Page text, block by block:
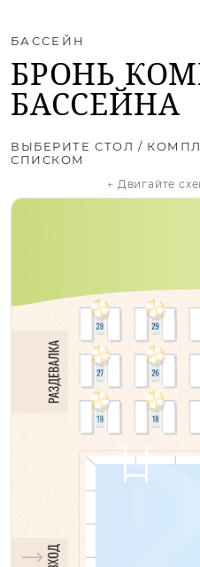
БАССЕЙН
БРОНЬ
БАССЕЙНА
ВЫБЕРИТЕ СТОЛ /
СПИСКОМ
← Двигайте